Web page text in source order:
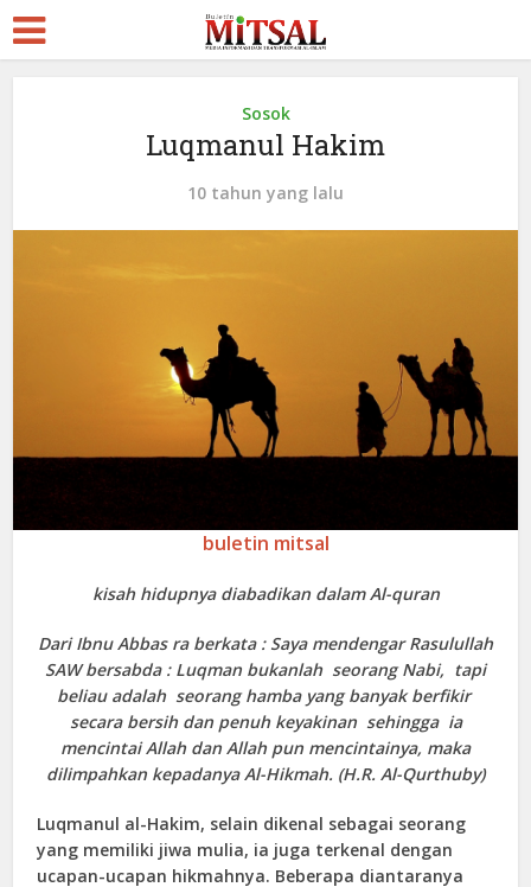
Sosok
Luqmanul Hakim
10 tahun yang lalu
buletin mitsal
kisah hidupnya diabadikan dalam Al-quran
Dari Ibnu Abbas ra berkata : Saya mendengar Rasulullah
SAW bersabda : Luqman bukanlah seorang Nabi, tapi
beliau adalah seorang hamba yang banyak berfikir
secara bersih dan penuh keyakinan sehingga ia
mencintai Allah dan Allah pun mencintainya, maka
dilimpahkan kepadanya Al-Hikmah. (H.R. Al-Qurthuby)
Luqmanul al-Hakim, selain dikenal sebagai seorang
yang memiliki jiwa mulia, ia juga terkenal dengan
ucapan-ucapan hikmahnya. Beberapa diantaranya